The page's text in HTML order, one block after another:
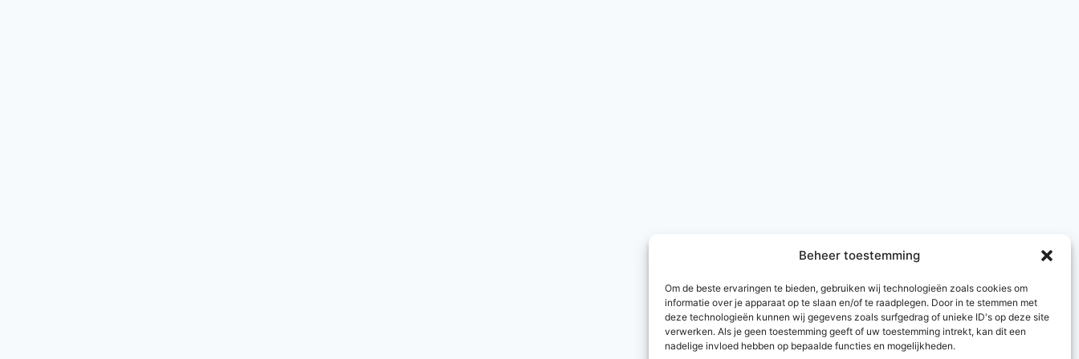
Beheer toestemming
Om de beste ervaringen te bieden, gebruiken wij technologieën zoals cookies om
informatie over je apparaat op te slaan en/of te raadplegen. Door in te stemmen met
deze technologieën kunnen wij gegevens zoals surfgedrag of unieke ID's op deze site
verwerken. Als je geen toestemming geeft of uw toestemming intrekt, kan dit een
nadelige invloed hebben op bepaalde functies en mogelijkheden.